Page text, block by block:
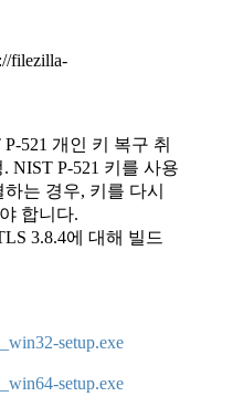
filezilla-
521 개인 키 복구 취
NIST P-521 키를 사용
는 경우, 키를 다시
합니다.
3.8.4에 대해 빌드
setup.exe
setup.exe